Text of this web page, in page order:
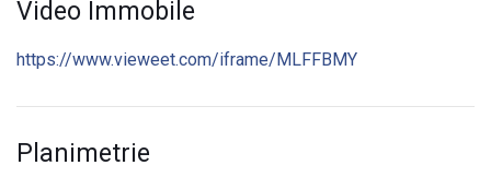
Video Immobile
https://www.vieweet.com/iframe/MLFFBMY
Planimetrie